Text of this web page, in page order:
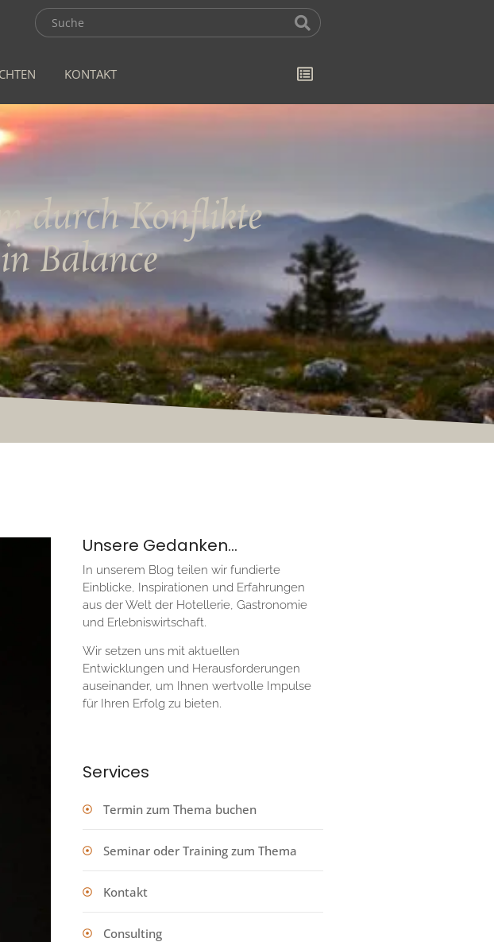
KONTAKT
durch Konflikte
Balance
Unsere Gedanken...
In unserem Blog teilen wir fundierte
Einblicke, Inspirationen und Erfahrungen
aus der Welt der Hotellerie, Gastronomie
und Erlebniswirtschaft.
Wir setzen uns mit aktuellen
Entwicklungen und Herausforderungen
auseinander, um Ihnen wertvolle Impulse
für Ihren Erfolg zu bieten.
Services
Termin zum Thema buchen
Seminar oder Training zum Thema
Kontakt
Consulting